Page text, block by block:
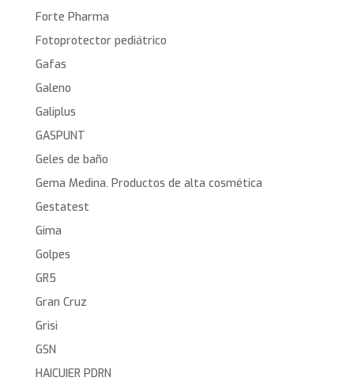
Forte Pharma
Fotoprotector pediátrico
Gafas
Galeno
Galiplus
GASPUNT
Geles de baño
Gema Medina. Productos de alta cosmética
Gestatest
Gima
Golpes
GR5
Gran Cruz
Grisi
GSN
HAICUIER PDRN